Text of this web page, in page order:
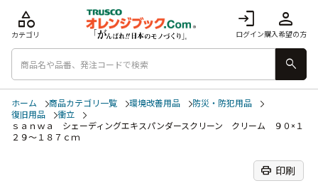
login
ログイン
person
購入希望の方
category
カテゴリ
search
ホーム 商品カテゴリ一覧 環境改善用品
防災・防犯用品
復旧用品
衝立
ｓａｎｗａ シェーディングエキスパンダースクリーン クリーム ９０×１
２９～１８７ｃｍ
print 印刷